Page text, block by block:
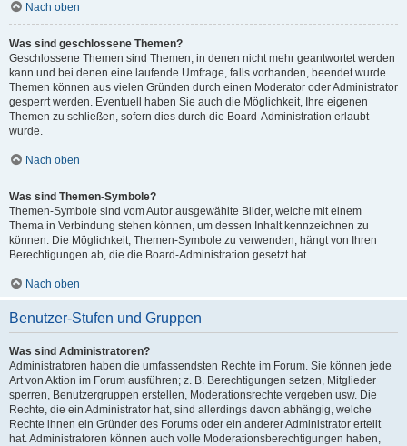
Nach oben
Was sind geschlossene Themen?
Geschlossene Themen sind Themen, in denen nicht mehr geantwortet werden
kann und bei denen eine laufende Umfrage, falls vorhanden, beendet wurde.
Themen können aus vielen Gründen durch einen Moderator oder Administrator
gesperrt werden. Eventuell haben Sie auch die Möglichkeit, Ihre eigenen
Themen zu schließen, sofern dies durch die Board-Administration erlaubt
wurde.
Nach oben
Was sind Themen-Symbole?
Themen-Symbole sind vom Autor ausgewählte Bilder, welche mit einem
Thema in Verbindung stehen können, um dessen Inhalt kennzeichnen zu
können. Die Möglichkeit, Themen-Symbole zu verwenden, hängt von Ihren
Berechtigungen ab, die die Board-Administration gesetzt hat.
Nach oben
Benutzer-Stufen und Gruppen
Was sind Administratoren?
Administratoren haben die umfassendsten Rechte im Forum. Sie können jede
Art von Aktion im Forum ausführen; z. B. Berechtigungen setzen, Mitglieder
sperren, Benutzergruppen erstellen, Moderationsrechte vergeben usw. Die
Rechte, die ein Administrator hat, sind allerdings davon abhängig, welche
Rechte ihnen ein Gründer des Forums oder ein anderer Administrator erteilt
hat. Administratoren können auch volle Moderationsberechtigungen haben,